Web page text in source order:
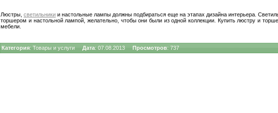
Люстры,светильники и настольные лампы должны подбираться еще на этапах дизайна интерьера.
торшером и настольной лампой, желательно, чтобы они были из одной коллекции. Купить люстру и
мебели.
Категория:Товары и услуги Дата: 07.08.2013 Просмотров: 737